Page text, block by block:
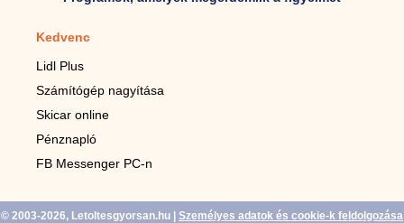
Kedvenc
Lidl Plus
Számítógép nagyítása
Skicar online
Pénznapló
FB Messenger PC-n
© 2003-2026, Letoltesgyorsan.hu Személyes adatok és cookie-k feldolgozása